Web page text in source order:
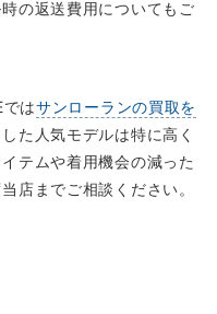
の返送費用についてもご
はサンローランの買取を
た人気モデルは特に高く
テムや着用機会の減った
店までご相談ください。